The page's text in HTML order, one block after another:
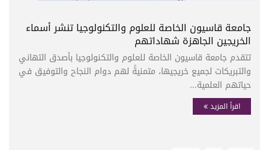
جامعة قاسيون الخاصة للعلوم والتكنولوجيا تنشر أسماء
الخريجين الجاهزة شهاداتهم
تتقدم جامعة قاسيون الخاصة للعلوم والتكنولوجيا بأصدق التهاني
والتبريكات لجميع خريجيها، متمنيةً لهم دوام النجاح والتوفيق في
حياتهم العلمية...
اقرأ المزيد